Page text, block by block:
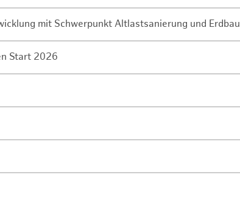
mit Schwerpunkt Altlastsanierung und Erdbau
Start 2026